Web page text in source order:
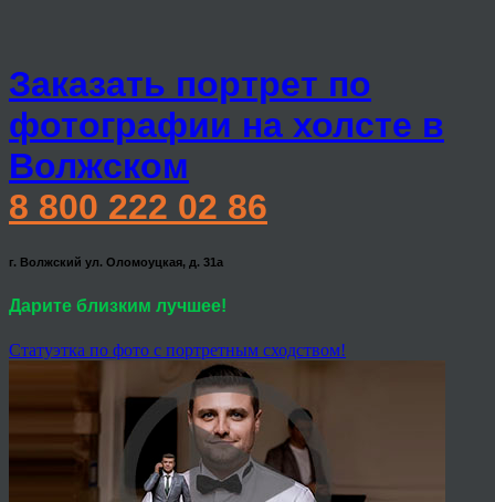
Заказать портрет по
фотографии на холсте в
Волжском
8 800 222 02 86
г. Волжский ул. Оломоуцкая, д. 31а
Дарите близким лучшее!
Статуэтка по фото с портретным сходством!